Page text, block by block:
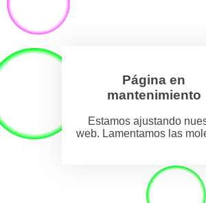
Página en
mantenimiento
Estamos ajustando
web. Lamentamos las